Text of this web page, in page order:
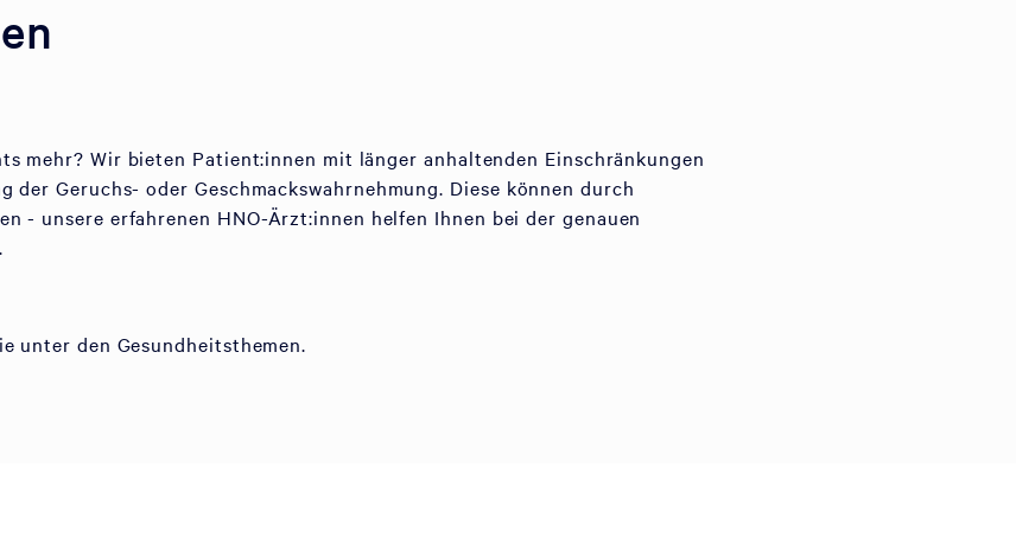
mehr? Wir bieten Patient:innen mit länger anhaltenden Einschränkungen
der Geruchs- oder Geschmackswahrnehmung. Diese können durch
- unsere erfahrenen HNO-Ärzt:innen helfen Ihnen bei der genauen
unter den Gesundheitsthemen.